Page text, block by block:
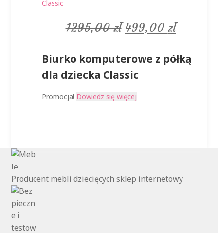
1295,00zł Pierwotna
wynosiła:
1295,00 zł.
499,00 zł
wynosi:
Biurko komputerowe z półką
dla dziecka Classic
Promocja! Dowiedz się więcej
Producent mebli dziecięcych sklep internetowy